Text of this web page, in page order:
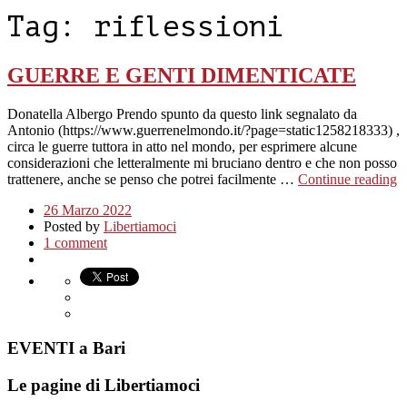
Tag: riflessioni
GUERRE E GENTI DIMENTICATE
Donatella Albergo Prendo spunto da questo link segnalato da
Antonio (https://www.guerrenelmondo.it/?page=static1258218333) ,
circa le guerre tuttora in atto nel mondo, per esprimere alcune
considerazioni che letteralmente mi bruciano dentro e che non posso
trattenere, anche se penso che potrei facilmente … Continue reading
26 Marzo 2022
Posted by Libertiamoci
1 comment
EVENTI a Bari
Le pagine di Libertiamoci